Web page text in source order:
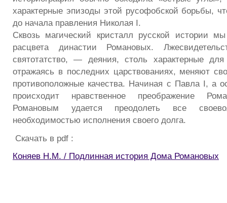
характерные эпизоды этой русофобской борьбы,
до начала правления Николая I.
Сквозь магический кристалл русской истории
расцвета династии Романовых.
святотатство, — деяния, столь характерные
отражаясь в последних царствованиях, меняют
противоположные качества. Начиная с Павла I, а
происходит нравственное преображение
Романовым удается преодолеть все
необходимостью исполнения своего долга.
Скачать в pdf :
Коняев Н.М. / Подлинная история Дома Романовых